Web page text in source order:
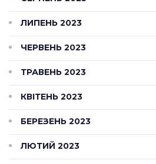
ЛИПЕНЬ 2023
ЧЕРВЕНЬ 2023
ТРАВЕНЬ 2023
КВІТЕНЬ 2023
БЕРЕЗЕНЬ 2023
ЛЮТИЙ 2023